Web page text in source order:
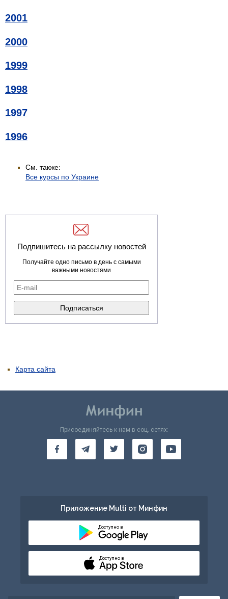
2001
2000
1999
1998
1997
1996
См. также:
Все курсы по Украине
Подпишитесь на рассылку новостей
Получайте одно письмо в день с самыми
важными новостями
Карта сайта
Присоединяйтесь к нам в соц. сетях:
Приложение Multi от Минфин
Доступно в
Доступно в